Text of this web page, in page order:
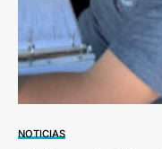
NOTICIAS